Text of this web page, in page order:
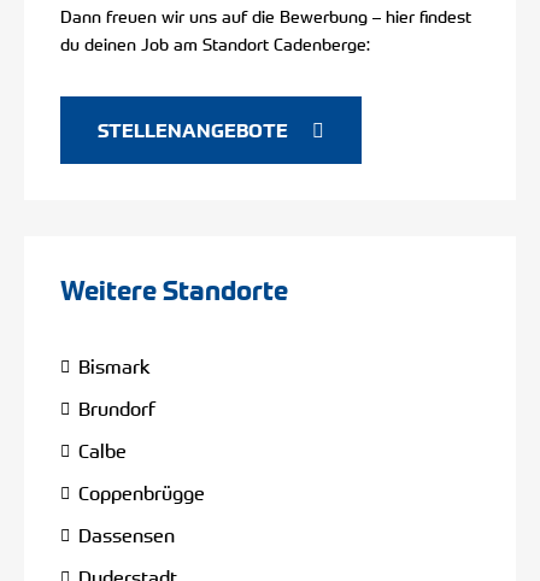
Dann freuen wir uns auf die Bewerbung – hier findest
du deinen Job am Standort Cadenberge:
STELLENANGEBOTE
Weitere Standorte
Bismark
Brundorf
Calbe
Coppenbrügge
Dassensen